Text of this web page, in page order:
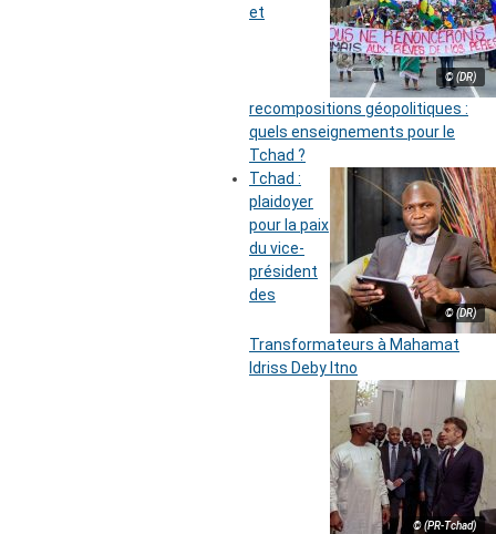
© (DR)
et
recompositions géopolitiques :
quels enseignements pour le
Tchad ?
© (DR)
Tchad :
plaidoyer
pour la paix
du vice-
président
des
Transformateurs à Mahamat
Idriss Deby Itno
© (PR-Tchad)